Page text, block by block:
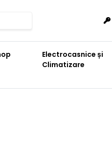
Electrocasnice și
Climatizare